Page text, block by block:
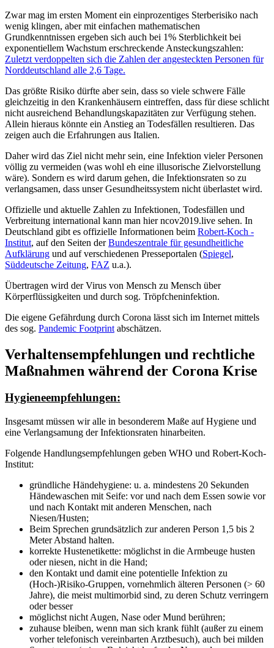
Zwar mag im ersten Moment ein einprozentiges Sterberisiko nach
wenig klingen, aber mit einfachen mathematischen
Grundkenntnissen ergeben sich auch bei 1% Sterblichkeit bei
exponentiellem Wachstum erschreckende Ansteckungszahlen:
Zuletzt verdoppelten sich die Zahlen der angesteckten Personen für
Norddeutschland alle 2,6 Tage.
Das größte Risiko dürfte aber sein, dass so viele schwere Fälle
gleichzeitig in den Krankenhäusern eintreffen, dass für diese schlicht
nicht ausreichend Behandlungskapazitäten zur Verfügung stehen.
Allein hieraus könnte ein Anstieg an Todesfällen resultieren. Das
zeigen auch die Erfahrungen aus Italien.
Daher wird das Ziel nicht mehr sein, eine Infektion vieler Personen
völlig zu vermeiden (was wohl eh eine illusorische Zielvorstellung
wäre). Sondern es wird darum gehen, die Infektionsraten so zu
verlangsamen, dass unser Gesundheitssystem nicht überlastet wird.
Offizielle und aktuelle Zahlen zu Infektionen, Todesfällen und
Verbreitung international kann man hier ncov2019.live sehen. In
Deutschland gibt es offizielle Informationen beim Robert-Koch -
Institut, auf den Seiten derBundeszentrale für gesundheitliche
Aufklärung und auf verschiedenen Presseportalen (Spiegel,
Süddeutsche Zeitung, FAZ u.a.).
Übertragen wird der Virus von Mensch zu Mensch über
Körperflüssigkeiten und durch sog. Tröpfcheninfektion.
Die eigene Gefährdung durch Corona lässt sich im Internet mittels
des sog. Pandemic Footprint abschätzen.
Verhaltensempfehlungen und rechtliche
Maßnahmen während der Corona Krise
Hygieneempfehlungen:
Insgesamt müssen wir alle in besonderem Maße auf Hygiene und
eine Verlangsamung der Infektionsraten hinarbeiten.
Folgende Handlungsempfehlungen geben WHO und Robert-Koch-
Institut:
gründliche Händehygiene: u. a. mindestens 20 Sekunden
Händewaschen mit Seife: vor und nach dem Essen sowie vor
und nach Kontakt mit anderen Menschen, nach
Niesen/Husten;
Beim Sprechen grundsätzlich zur anderen Person 1,5 bis 2
Meter Abstand halten.
korrekte Hustenetikette: möglichst in die Armbeuge husten
oder niesen, nicht in die Hand;
den Kontakt und damit eine potentielle Infektion zu
(Hoch-)Risiko-Gruppen, vornehmlich älteren Personen (> 60
Jahre), die meist multimorbid sind, zu deren Schutz verringern
oder besser
möglichst nicht Augen, Nase oder Mund berühren;
zuhause bleiben, wenn man sich krank fühlt (außer zu einem
vorher telefonisch vereinbarten Arztbesuch), auch bei milden